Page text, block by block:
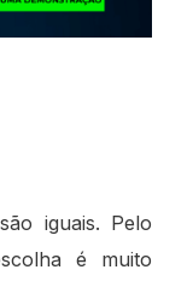
iguais. Pelo
é muito